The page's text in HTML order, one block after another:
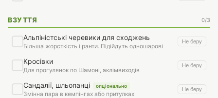
ВЗУТТЯ 0/3
Альпіністські черевики для сходжень
Більша жорсткість і ранти. Підійдуть одношарові
Не беру
Кросівки
Для прогулянок по Шамоні, аклімвиходів
Не беру
Сандалії, шльопанці опціонально
Змінна пара в кемпінгах або притулках
Не беру